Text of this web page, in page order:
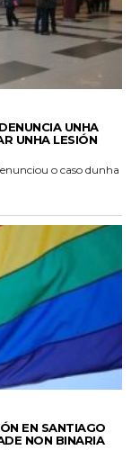
UNHA
UNHA LESIÓN
o caso dunha
EN SANTIAGO
NON BINARIA